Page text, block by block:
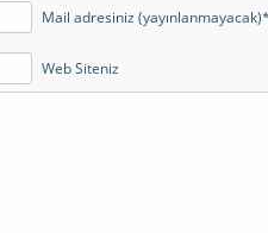
Mail adresiniz
Web Siteniz